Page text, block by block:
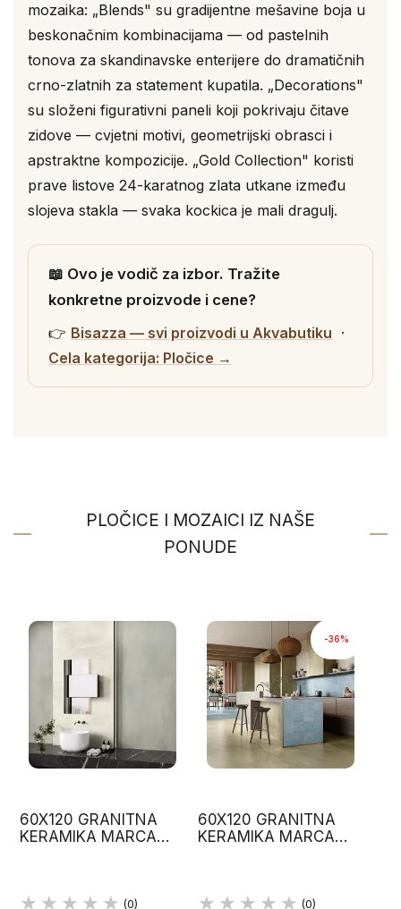
mozaika: „Blends" su gradijentne mešavine boja u
beskonačnim kombinacijama — od pastelnih
tonova za skandinavske enterijere do dramatičnih
crno-zlatnih za statement kupatila. „Decorations"
su složeni figurativni paneli koji pokrivaju čitave
zidove — cvjetni motivi, geometrijski obrasci i
apstraktne kompozicije. „Gold Collection" koristi
prave listove 24-karatnog zlata utkane između
slojeva stakla — svaka kockica je mali dragulj.
📖 Ovo je vodič za izbor. Tražite
konkretne proizvode i cene?
👉 Bisazza — svi proizvodi u Akvabutiku ·
Cela kategorija: Pločice →
PLOČICE I MOZAICI IZ NAŠE
PONUDE
60X120 GRANITNA
KERAMIKA MARCA
(0)
-36%
60X120 GRANITNA
KERAMIKA MARCA
(0)